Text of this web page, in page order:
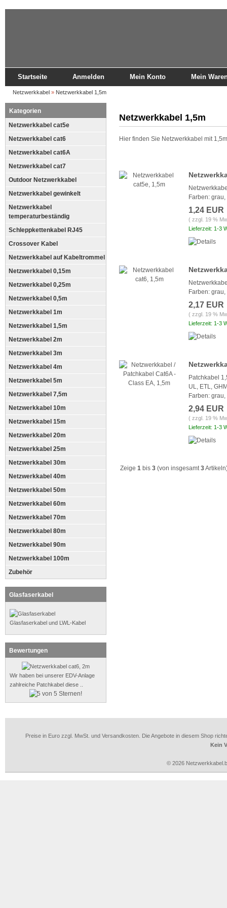
Startseite Anmelden Mein Konto Mein
Netzwerkkabel » Netzwerkkabel 1,5m
Kategorien
Netzwerkkabel cat5e
Netzwerkkabel cat6
Netzwerkkabel cat6A
Netzwerkkabel cat7
Outdoor Netzwerkkabel
Netzwerkkabel gewinkelt
Netzwerkkabel
temperaturbeständig
Schleppkettenkabel RJ45
Crossover Kabel
Netzwerkkabel auf Kabeltrommel
Netzwerkkabel 0,15m
Netzwerkkabel 0,25m
Netzwerkkabel 0,5m
Netzwerkkabel 1m
Netzwerkkabel 1,5m
Netzwerkkabel 2m
Netzwerkkabel 3m
Netzwerkkabel 4m
Netzwerkkabel 5m
Netzwerkkabel 7,5m
Netzwerkkabel 10m
Netzwerkkabel 15m
Netzwerkkabel 20m
Netzwerkkabel 25m
Netzwerkkabel 30m
Netzwerkkabel 40m
Netzwerkkabel 50m
Netzwerkkabel 60m
Netzwerkkabel 70m
Netzwerkkabel 80m
Netzwerkkabel 90m
Netzwerkkabel 100m
Zubehör
Glasfaserkabel
Glasfaserkabel und LWL-Kabel
Bewertungen
Wir haben bei unserer EDV-Anlage
zahlreiche Patchkabel diese ..
Netzwerkkabel 1,5m
Hier finden Sie Netzwerkkabel mit
Farben:
1,24 EUR
( zzgl. 19 %
Lieferzeit: 1-3
Farben:
2,17 EUR
( zzgl. 19 %
Lieferzeit: 1-3
Patchkabel
UL, ETL,
Farben:
2,94 EUR
( zzgl. 19 %
Lieferzeit: 1-3
Zeige 1 bis 3 (von insgesamt3
Preise in Euro zzgl. MwSt. und Versandkosten. Die Angebote in diesem Shop
Kein
© 2026